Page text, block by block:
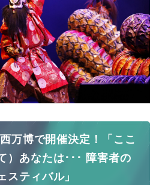
万博で開催決定！「ここ
）あなたは･･･ 障害者の
スティバル」